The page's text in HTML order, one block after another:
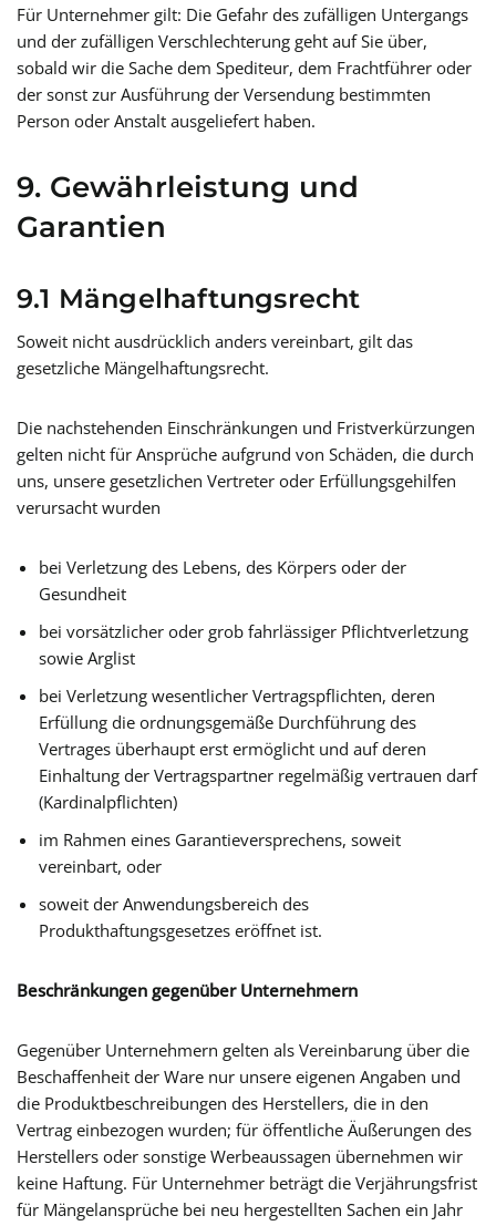
Für Unternehmer gilt: Die Gefahr des zufälligen Untergangs
und der zufälligen Verschlechterung geht auf Sie über,
sobald wir die Sache dem Spediteur, dem Frachtführer oder
der sonst zur Ausführung der Versendung bestimmten
Person oder Anstalt ausgeliefert haben.
9. Gewährleistung und
Garantien
9.1 Mängelhaftungsrecht
Soweit nicht ausdrücklich anders vereinbart, gilt das
gesetzliche Mängelhaftungsrecht.
Die nachstehenden Einschränkungen und Fristverkürzungen
gelten nicht für Ansprüche aufgrund von Schäden, die durch
uns, unsere gesetzlichen Vertreter oder Erfüllungsgehilfen
verursacht wurden
bei Verletzung des Lebens, des Körpers oder der
Gesundheit
bei vorsätzlicher oder grob fahrlässiger Pflichtverletzung
sowie Arglist
bei Verletzung wesentlicher Vertragspflichten, deren
Erfüllung die ordnungsgemäße Durchführung des
Vertrages überhaupt erst ermöglicht und auf deren
Einhaltung der Vertragspartner regelmäßig vertrauen darf
(Kardinalpflichten)
im Rahmen eines Garantieversprechens, soweit
vereinbart, oder
soweit der Anwendungsbereich des
Produkthaftungsgesetzes eröffnet ist.
Beschränkungen gegenüber Unternehmern
Gegenüber Unternehmern gelten als Vereinbarung über die
Beschaffenheit der Ware nur unsere eigenen Angaben und
die Produktbeschreibungen des Herstellers, die in den
Vertrag einbezogen wurden; für öffentliche Äußerungen des
Herstellers oder sonstige Werbeaussagen übernehmen wir
keine Haftung. Für Unternehmer beträgt die Verjährungsfrist
für Mängelansprüche bei neu hergestellten Sachen ein Jahr